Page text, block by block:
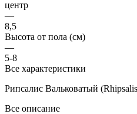
центр
—
8,5
Высота от пола (см)
—
5-8
Все характеристики
Рипсалис Вальковатый
Все описание